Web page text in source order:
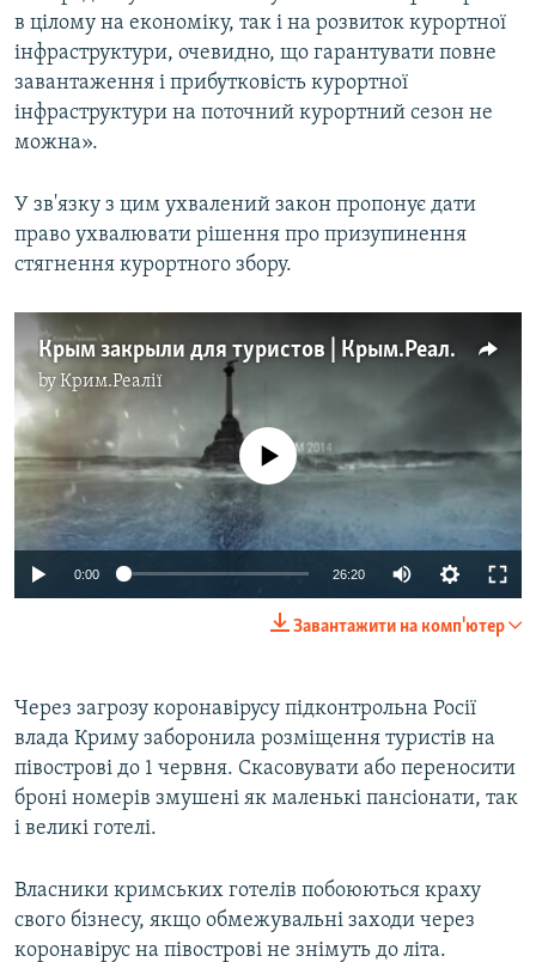
в цілому на економіку, так і на розвиток курортної
інфраструктури, очевидно, що гарантувати повне
завантаження і прибутковість курортної
інфраструктури на поточний курортний сезон не
можна».
У зв'язку з цим ухвалений закон пропонує дати
право ухвалювати рішення про призупинення
стягнення курортного збору.
Крым закрыли для туристов | Крым.Реалии ТВ (видео)
byКрим.Реалії
1080p
No media source currently available
0:00 26:20
1080p
Завантажити на комп'ютер
Через загрозу коронавірусу підконтрольна Росії
влада Криму заборонила розміщення туристів на
півострові до 1 червня. Скасовувати або переносити
броні номерів змушені як маленькі пансіонати, так
і великі готелі.
Власники кримських готелів побоюються краху
свого бізнесу, якщо обмежувальні заходи через
коронавірус на півострові не знімуть до літа.